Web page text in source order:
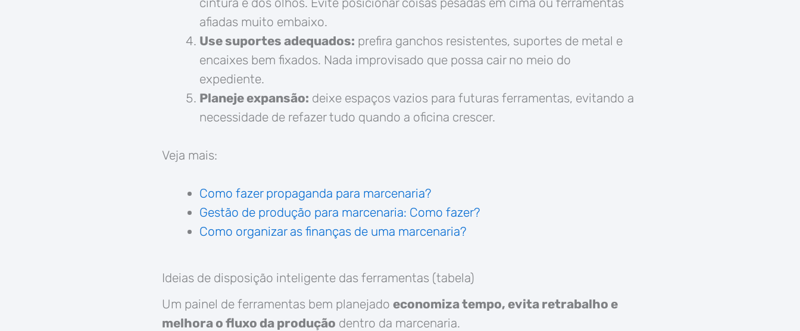
afiadas muito embaixo.
Use suportes adequados: prefira ganchos resistentes, suportes de metal e
encaixes bem fixados. Nada improvisado que possa cair no meio do
expediente.
Planeje expansão: deixe espaços vazios para futuras ferramentas, evitando a
necessidade de refazer tudo quando a oficina crescer.
Veja mais:
Como fazer propaganda para marcenaria?
Gestão de produção para marcenaria: Como fazer?
Como organizar as finanças de uma marcenaria?
Ideias de disposição inteligente das ferramentas (tabela)
Um painel de ferramentas bem planejado economiza tempo, evita retrabalho e
melhora o fluxo da produção dentro da marcenaria.